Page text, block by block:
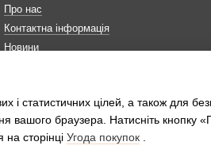
Про нас
Контактна інформація
Новини
статистичних цілей, а також для
вашого браузера. Натисніть кнопку
сторінці Угода покупок